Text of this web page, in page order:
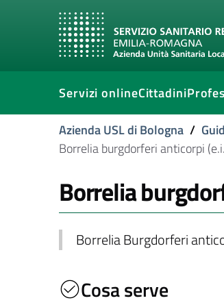
Servizi onlineCittadini
Azienda USL di Bologna /
Borrelia burgdorferi anticorpi
Borrelia
Borrelia Burgdorferi
Cosa serve